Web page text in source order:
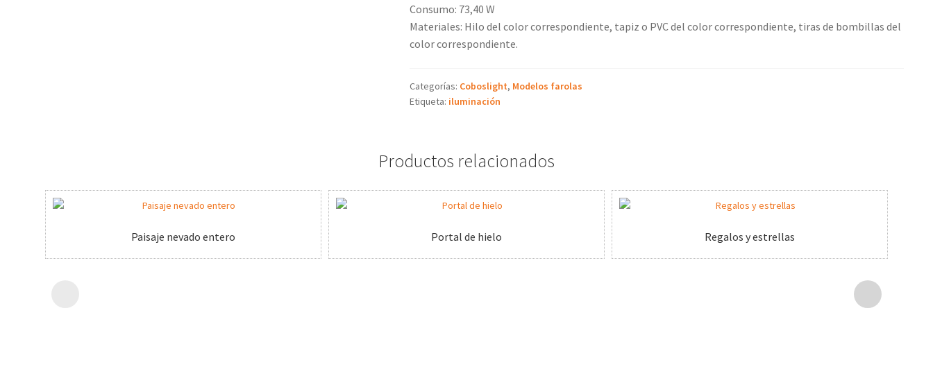
Consumo: 73,40 W
Materiales: Hilo del color correspondiente, tapiz o PVC del color correspondiente, tiras de bombillas del
color correspondiente.
Categorías: Coboslight, Modelos farolas
Etiqueta: iluminación
Productos relacionados
Paisaje nevado entero Portal de hielo Regalos y estrellas